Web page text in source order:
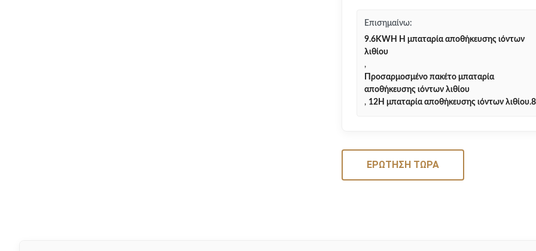
Επισημαίνω:
9.6KWH Η μπαταρία αποθήκευσης ιόντων
λιθίου
,
Προσαρμοσμένο πακέτο μπαταρία
αποθήκευσης ιόντων λιθίου
, 12Η μπαταρία αποθήκευσης ιόντων
ΕΡΏΤΗΣΗ ΤΏΡΑ